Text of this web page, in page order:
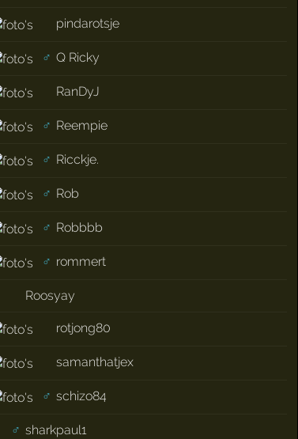
pindarotsje
♂ Q Ricky
RanDyJ
♂ Reempie
♂ Ricckje.
♂ Rob
♂ Robbbb
♂ rommert
Roosyay
rotjong80
samanthatjex
♂ schizo84
♂ sharkpaul1